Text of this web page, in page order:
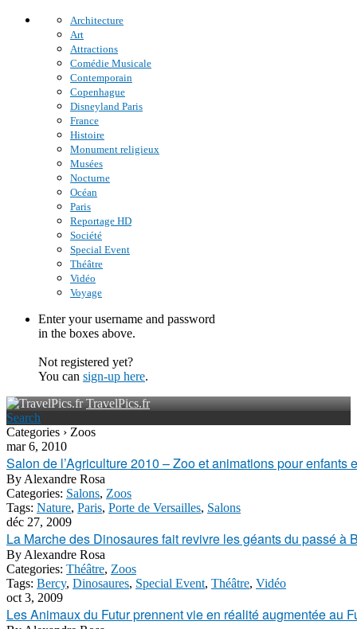
Architecture
Art
Attractions
Comédie Musicale
Contemporain
Copenhague
Disneyland Paris
France
Histoire
Monument religieux
Musées
Nocturne
Océan
Paris
Reportage HD
Société
Special Event
Théâtre
Vidéo
Voyage
Enter your username and password
in the boxes above.
Not registered yet?
You can sign-up here.
TravelPics.fr
Search
Categories › Zoos
mar 6, 2010
Salon de l’Agriculture 2010 – Zoo et animations pour enfants
By Alexandre Rosa
Categories: Salons, Zoos
Tags: Nature, Paris, Porte de Versailles, Salons
déc 27, 2009
La Marche des Dinosaures fait revivre les géants du passé à
By Alexandre Rosa
Categories: Théâtre, Zoos
Tags: Bercy, Dinosaures, Special Event, Théâtre, Vidéo
oct 3, 2009
Les Animaux du Futur prennent vie en réalité augmentée au